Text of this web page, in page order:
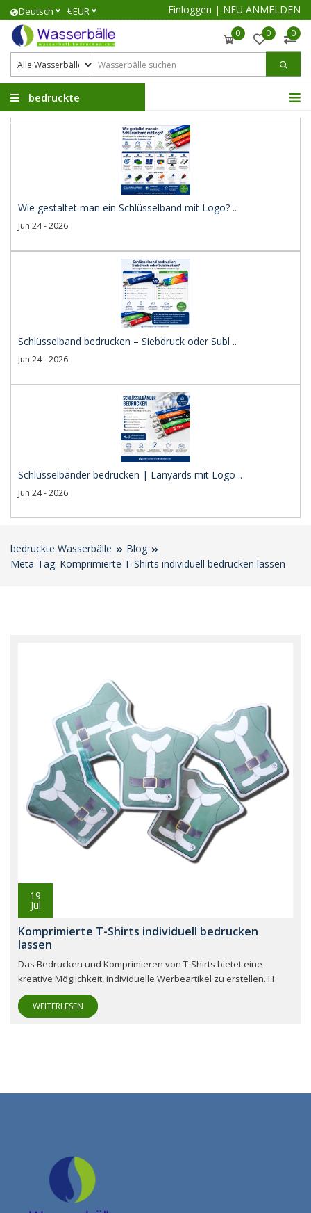
Deutsch €EUR Einloggen | NEU ANMELDEN
0 0 0
bedruckte
Wasserbälle
Wie gestaltet man ein Schlüsselband mit Logo? ..
Jun 24 - 2026
Schlüsselband bedrucken – Siebdruck oder Subl ..
Jun 24 - 2026
Schlüsselbänder bedrucken | Lanyards mit Logo ..
Jun 24 - 2026
bedruckte Wasserbälle
Blog
Meta-Tag: Komprimierte T-Shirts individuell bedrucken lassen
19
Jul
Komprimierte T-Shirts individuell bedrucken
lassen
Das Bedrucken und Komprimieren von T-Shirts bietet eine
kreative Möglichkeit, individuelle Werbeartikel zu erstellen. H
WEITERLESEN